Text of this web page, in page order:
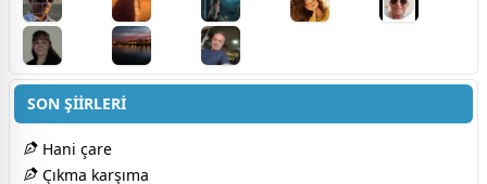
SON ŞİİRLERİ
Hani çare
Çıkma karşıma